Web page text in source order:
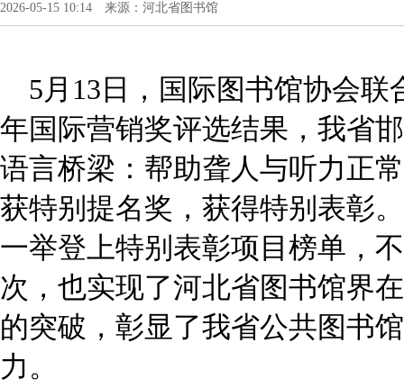
2026-05-15 10:14 来源：河北省图书馆
5月13日，国际图书馆协会
年国际营销奖评选结果，我省
语言桥梁：帮助聋人与听力正
获特别提名奖，获得特别表彰
一举登上特别表彰项目榜单，
次，也实现了河北省图书馆界
的突破，彰显了我省公共图书
力。